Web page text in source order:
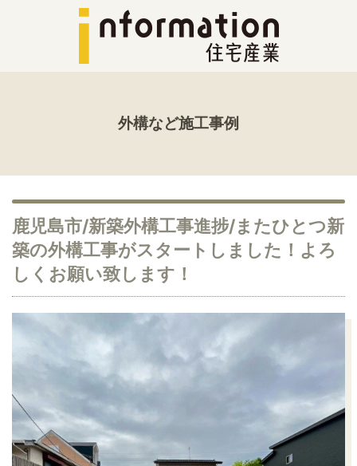
外構など施工事例
鹿児島市/新築外構工事進捗/またひとつ新
築の外構工事がスタートしました！よろ
しくお願い致します！